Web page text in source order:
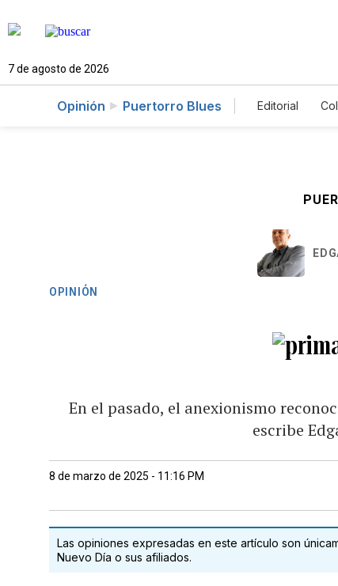
7 de agosto de 2026
Opinión Puertorro Blues Editorial
OPINIÓN
En el pasado, el anexionismo
escribe
8 de marzo de 2025 - 11:16 PM
Las opiniones expresadas en este artículo son
Nuevo Día o sus afiliados.